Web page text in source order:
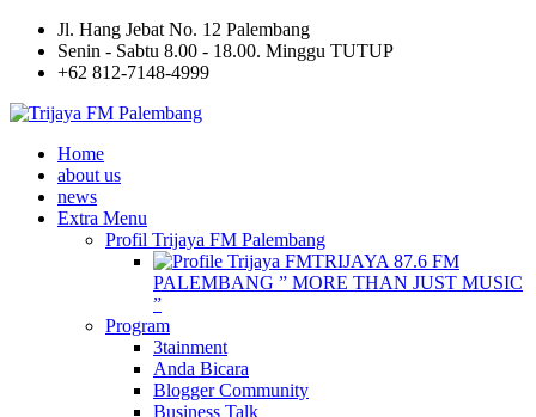
Jl. Hang Jebat No. 12 Palembang
Senin - Sabtu 8.00 - 18.00. Minggu TUTUP
+62 812-7148-4999
Home
about us
news
Extra Menu
Profil Trijaya FM Palembang
TRIJAYA 87.6 FM
PALEMBANG ” MORE THAN JUST MUSIC
”
Program
3tainment
Anda Bicara
Blogger Community
Business Talk